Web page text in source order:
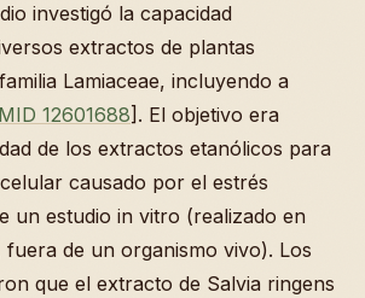
investigó la capacidad
extractos de plantas
Lamiaceae, incluyendo a
12601688]. El objetivo era
de los extractos etanólicos para
causado por el estrés
un estudio in vitro (realizado en
de un organismo vivo). Los
que el extracto de Salvia ringens